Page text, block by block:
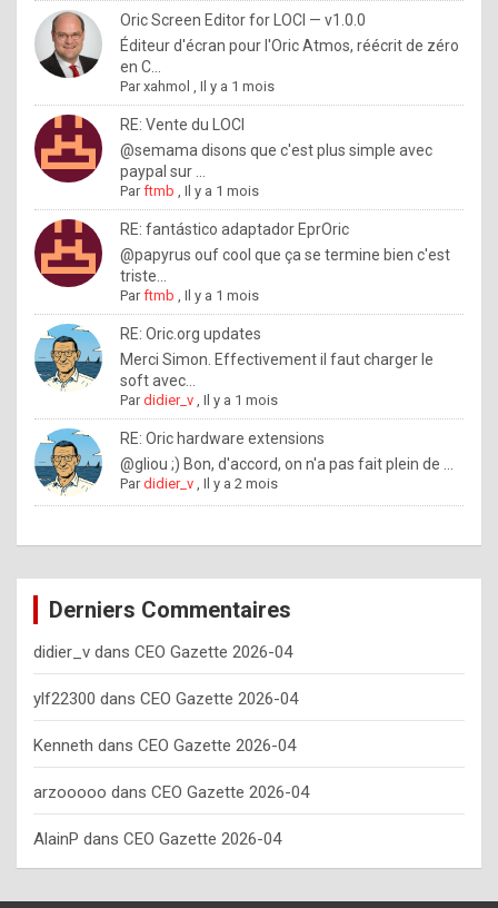
o
u
w
a
n
t
o
n
o
w
h
o
w
o
e
y
o
u
s
h
o
Oric Screen Editor for LOCI — v1.0.0
Éditeur d'écran pour l'Oric Atmos, réécrit de zéro
en C...
Parxahmol ,Il y a 1 mois
RE: Vente du LOCI
@semama disons que c'est plus simple avec
paypal sur ...
Parftmb ,Il y a 1 mois
RE: fantástico adaptador EprOric
@papyrus ouf cool que ça se termine bien c'est
triste...
Parftmb ,Il y a 1 mois
RE: Oric.org updates
Merci Simon. Effectivement il faut charger le
soft avec...
Pardidier_v ,Il y a 1 mois
RE: Oric hardware extensions
@gliou ;) Bon, d'accord, on n'a pas fait plein de ...
Pardidier_v ,Il y a 2 mois
Derniers Commentaires
didier_v dans CEO Gazette 2026-04
ylf22300 dans CEO Gazette 2026-04
Kenneth dans CEO Gazette 2026-04
arzooooo dans CEO Gazette 2026-04
AlainP dans CEO Gazette 2026-04